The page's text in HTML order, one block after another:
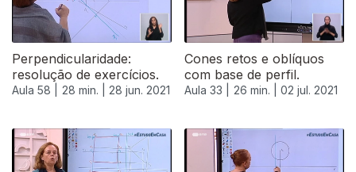
Perpendicularidade:
resolução de exercícios.
Aula 58 | 28 min. | 28 jun. 2021
Cones retos e oblíquos
com base de perfil.
Aula 33 | 26 min. | 02 jul. 2021
556371